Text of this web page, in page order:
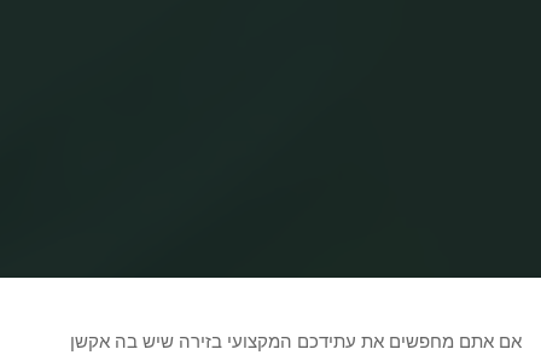
אם אתם מחפשים את עתידכם המקצועי בזירה שיש בה אקשן